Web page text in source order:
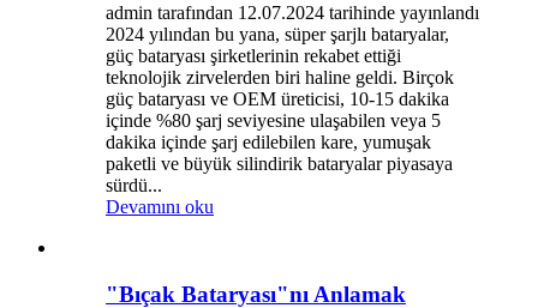
admin tarafından 12.07.2024 tarihinde yayınlandı
2024 yılından bu yana, süper şarjlı bataryalar,
güç bataryası şirketlerinin rekabet ettiği
teknolojik zirvelerden biri haline geldi. Birçok
güç bataryası ve OEM üreticisi, 10-15 dakika
içinde %80 şarj seviyesine ulaşabilen veya 5
dakika içinde şarj edilebilen kare, yumuşak
paketli ve büyük silindirik bataryalar piyasaya
sürdü...
Devamını oku
"Bıçak Bataryası"nı Anlamak